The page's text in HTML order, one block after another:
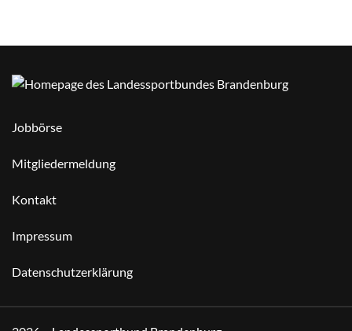
Jobbörse
Mitgliedermeldung
Kontakt
Impressum
Datenschutzerklärung